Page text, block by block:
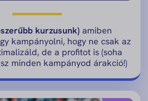
kurzusunk)amiben
kampányolni, hogy ne csak az
de a profitot is (soha
minden kampányod árakció!)